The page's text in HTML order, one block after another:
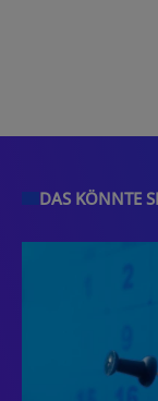
DAS KÖNNTE